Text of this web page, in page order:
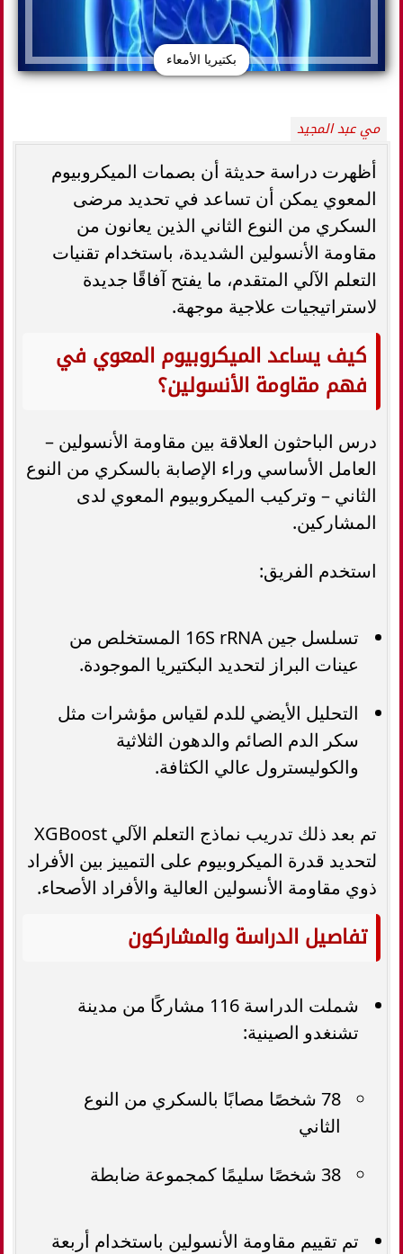
بكتيريا الأمعاء
مي عبد المجيد
أظهرت دراسة حديثة أن بصمات الميكروبيوم
المعوي يمكن أن تساعد في تحديد مرضى
السكري من النوع الثاني الذين يعانون من
مقاومة الأنسولين الشديدة، باستخدام تقنيات
التعلم الآلي المتقدم، ما يفتح آفاقًا جديدة
لاستراتيجيات علاجية موجهة.
كيف يساعد الميكروبيوم المعوي في
فهم مقاومة الأنسولين؟
درس الباحثون العلاقة بين مقاومة الأنسولين –
العامل الأساسي وراء الإصابة بالسكري من النوع
الثاني – وتركيب الميكروبيوم المعوي لدى
المشاركين.
استخدم الفريق:
تسلسل جين 16S rRNA المستخلص من
عينات البراز لتحديد البكتيريا الموجودة.
التحليل الأيضي للدم لقياس مؤشرات مثل
سكر الدم الصائم والدهون الثلاثية
والكوليسترول عالي الكثافة.
تم بعد ذلك تدريب نماذج التعلم الآلي XGBoost
لتحديد قدرة الميكروبيوم على التمييز بين الأفراد
ذوي مقاومة الأنسولين العالية والأفراد الأصحاء.
تفاصيل الدراسة والمشاركون
شملت الدراسة 116 مشاركًا من مدينة
تشنغدو الصينية:
78 شخصًا مصابًا بالسكري من النوع
الثاني
38 شخصًا سليمًا كمجموعة ضابطة
تم تقييم مقاومة الأنسولين باستخدام أربعة